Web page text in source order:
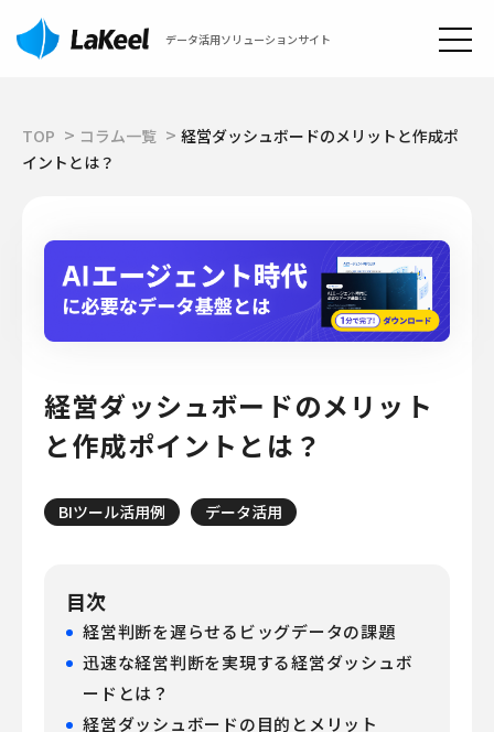
データ活用ソリューションサイト
TOP コラム一覧
経営ダッシュボードのメリットと作成ポ
イントとは？
経営ダッシュボードのメリット
と作成ポイントとは？
BIツール活用例 データ活用
目次
経営判断を遅らせるビッグデータの課題
迅速な経営判断を実現する経営ダッシュボ
ードとは？
経営ダッシュボードの目的とメリット